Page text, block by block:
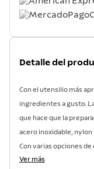
Detalle del
Con el utensilio más
ingredientes a gusto.
que hace que la
acero inoxidable, nylon
Con varias opciones de
Ver más
9.